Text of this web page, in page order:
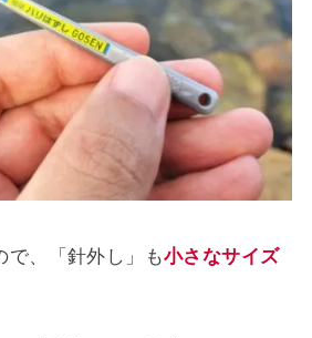
で、「針外し」も小さなサイズ